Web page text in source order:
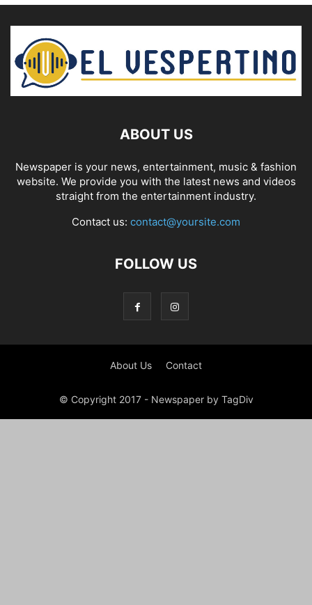
ABOUT US
Newspaper is your news, entertainment, music & fashion
website. We provide you with the latest news and videos
straight from the entertainment industry.
Contact us: contact@yoursite.com
FOLLOW US
About Us Contact
© Copyright 2017 - Newspaper by TagDiv